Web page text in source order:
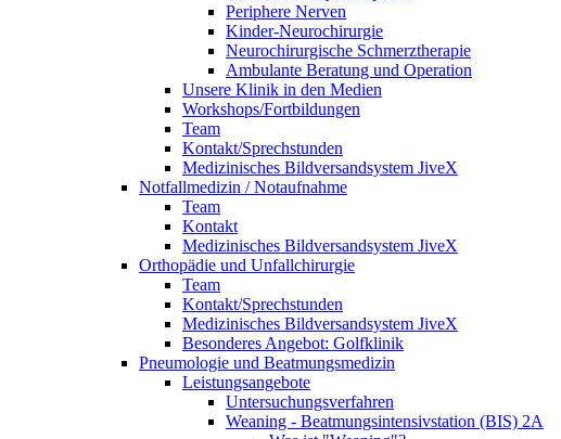
Periphere Nerven
Kinder-Neurochirurgie
Neurochirurgische Schmerztherapie
Ambulante Beratung und Operation
Unsere Klinik in den Medien
Workshops/Fortbildungen
Team
Kontakt/Sprechstunden
Medizinisches Bildversandsystem JiveX
Notfallmedizin / Notaufnahme
Team
Kontakt
Medizinisches Bildversandsystem JiveX
Orthopädie und Unfallchirurgie
Team
Kontakt/Sprechstunden
Medizinisches Bildversandsystem JiveX
Besonderes Angebot: Golfklinik
Pneumologie und Beatmungsmedizin
Leistungsangebote
Untersuchungsverfahren
Weaning - Beatmungsintensivstation (BIS) 2A